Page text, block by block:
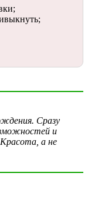
Сразу
и
а не